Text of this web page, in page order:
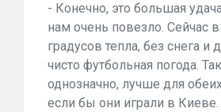
- Конечно, это большая
нам очень повезло. Сейчас
градусов тепла, без снега
чисто футбольная погода.
однозначно, лучше для
если бы они играли в Киеве.